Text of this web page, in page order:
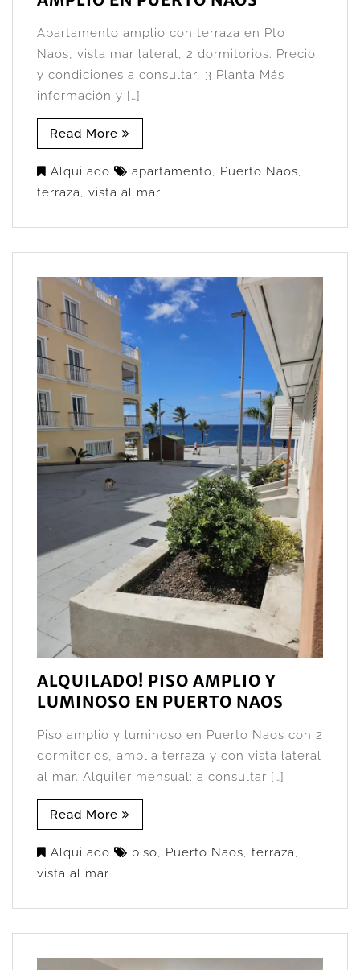
Apartamento amplio con terraza en Pto
Naos, vista mar lateral, 2 dormitorios. Precio
y condiciones a consultar, 3 Planta Más
información y […]
Read More
Alquilado apartamento Puerto Naos
terraza
vista al mar
ALQUILADO! PISO AMPLIO Y
LUMINOSO EN PUERTO NAOS
Piso amplio y luminoso en Puerto Naos con 2
dormitorios, amplia terraza y con vista lateral
al mar. Alquiler mensual: a consultar […]
Read More
Alquilado piso, Puerto Naos, terraza,
vista al mar